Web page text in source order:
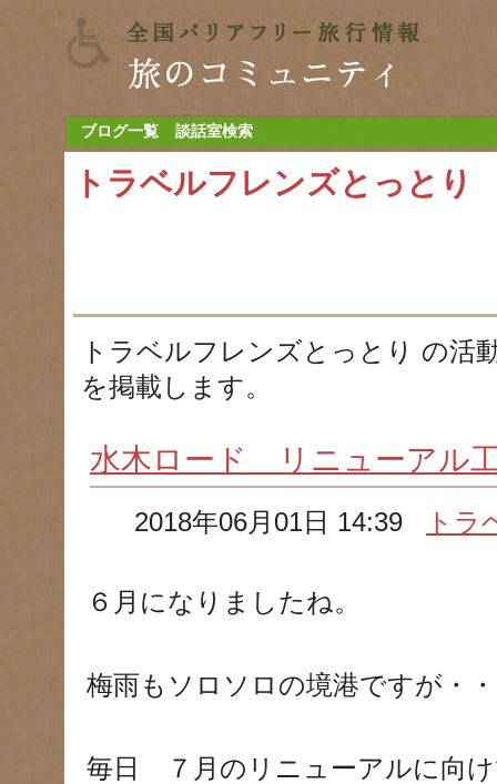
ブログ一覧 談話室検索
トラベルフレンズとっとり
トラベルフレンズとっとり の活
を掲載します。
水木ロード リニューアル
2018年06月01日 14:39 トラ
６月になりましたね。
梅雨もソロソロの境港ですが・
毎日 ７月のリニューアルに向